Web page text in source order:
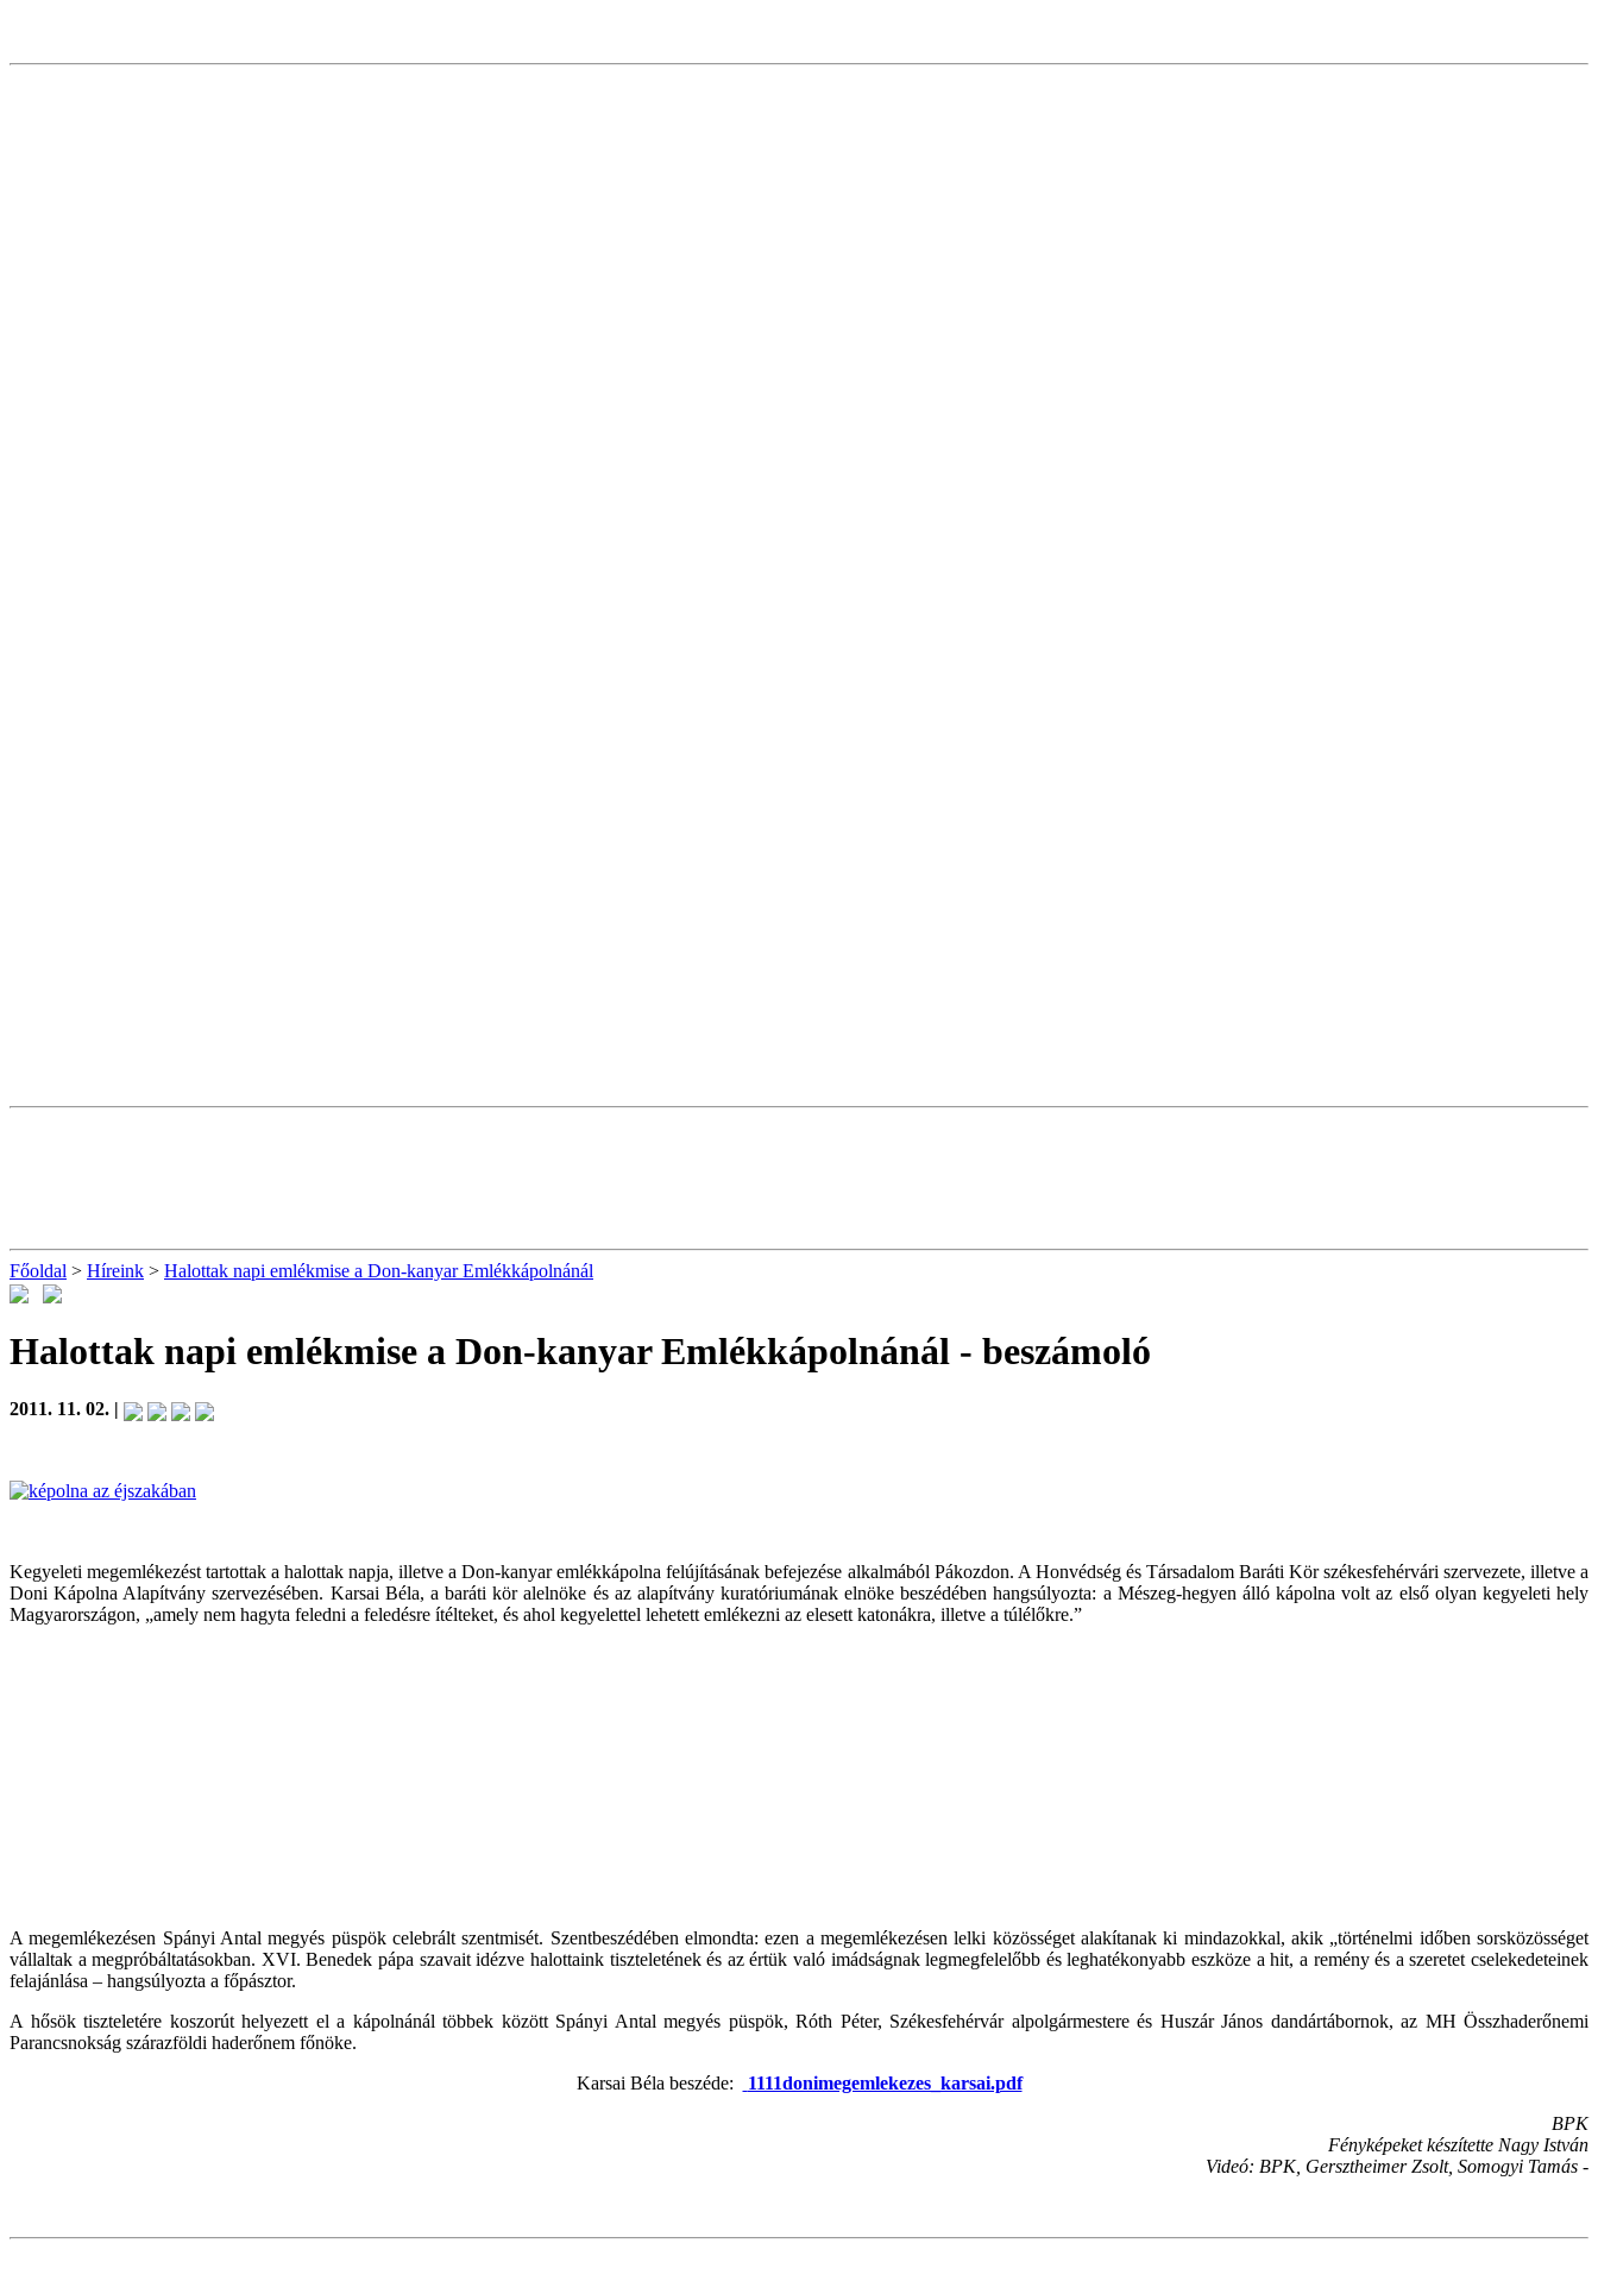
Főoldal > Híreink > Halottak napi emlékmise a Don-kanyar Emlékkápolnánál
Halottak napi emlékmise a Don-kanyar Emlékkápolnánál - beszámoló
2011. 11. 02. |
Kegyeleti megemlékezést tartottak a halottak napja, illetve a Don-kanyar emlékkápolna felújításának befejezése alkalmából Pákozdon. A Honvédség és Társadalom Baráti Kör székesfehérvári szervezete, illetve a
Doni Kápolna Alapítvány szervezésében. Karsai Béla, a baráti kör alelnöke és az alapítvány kuratóriumának elnöke beszédében hangsúlyozta: a Mészeg-hegyen álló kápolna volt az első olyan kegyeleti hely
Magyarországon, „amely nem hagyta feledni a feledésre ítélteket, és ahol kegyelettel lehetett emlékezni az elesett katonákra, illetve a túlélőkre.”
A megemlékezésen Spányi Antal megyés püspök celebrált szentmisét. Szentbeszédében elmondta: ezen a megemlékezésen lelki közösséget alakítanak ki mindazokkal, akik „történelmi időben sorsközösséget
vállaltak a megpróbáltatásokban. XVI. Benedek pápa szavait idézve halottaink tiszteletének és az értük való imádságnak legmegfelelőbb és leghatékonyabb eszköze a hit, a remény és a szeretet cselekedeteinek
felajánlása – hangsúlyozta a főpásztor.
A hősök tiszteletére koszorút helyezett el a kápolnánál többek között Spányi Antal megyés püspök, Róth Péter, Székesfehérvár alpolgármestere és Huszár János dandártábornok, az MH Összhaderőnemi
Parancsnokság szárazföldi haderőnem főnöke.
Karsai Béla beszéde:
1111donimegemlekezes_karsai.pdf
BPK
Fényképeket készítette Nagy István
Videó: BPK, Gersztheimer Zsolt, Somogyi Tamás -